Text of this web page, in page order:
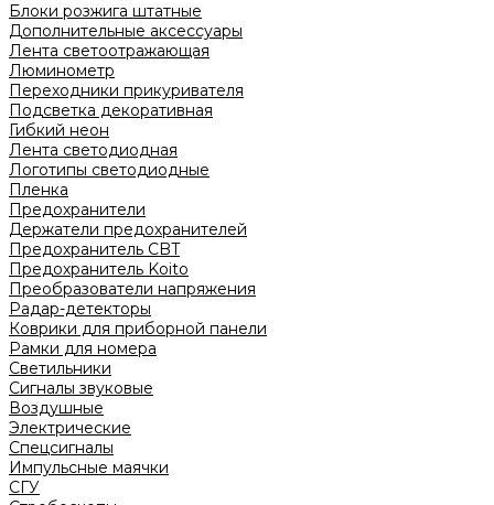
Блоки розжига штатные
Дополнительные аксессуары
Лента светоотражающая
Люминометр
Переходники прикуривателя
Подсветка декоративная
Гибкий неон
Лента светодиодная
Логотипы светодиодные
Пленка
Предохранители
Держатели предохранителей
Предохранитель CBT
Предохранитель Koito
Преобразователи напряжения
Радар-детекторы
Коврики для приборной панели
Рамки для номера
Светильники
Сигналы звуковые
Воздушные
Электрические
Спецсигналы
Импульсные маячки
СГУ